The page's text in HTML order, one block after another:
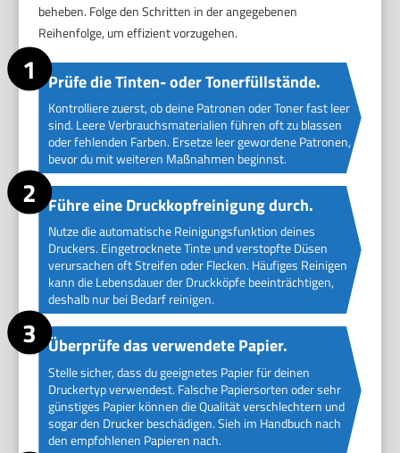
beheben. Folge den Schritten in der angegebenen
Reihenfolge, um effizient vorzugehen.
Prüfe die Tinten- oder Tonerfüllstände.
Kontrolliere zuerst, ob deine Patronen oder Toner fast leer
sind. Leere Verbrauchsmaterialien führen oft zu blassen
oder fehlenden Farben. Ersetze leer gewordene Patronen,
bevor du mit weiteren Maßnahmen beginnst.
Führe eine Druckkopfreinigung durch.
Nutze die automatische Reinigungsfunktion deines
Druckers. Eingetrocknete Tinte und verstopfte Düsen
verursachen oft Streifen oder Flecken. Häufiges Reinigen
kann die Lebensdauer der Druckköpfe beeinträchtigen,
deshalb nur bei Bedarf reinigen.
Überprüfe das verwendete Papier.
Stelle sicher, dass du geeignetes Papier für deinen
Druckertyp verwendest. Falsche Papiersorten oder sehr
günstiges Papier können die Qualität verschlechtern und
sogar den Drucker beschädigen. Sieh im Handbuch nach
den empfohlenen Papieren nach.